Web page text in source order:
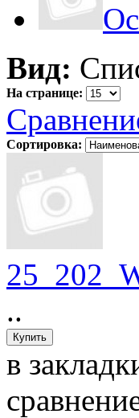
Вид:
На странице:
Сортировка:
..
в